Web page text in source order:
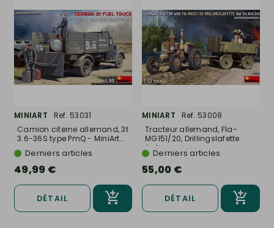
MINIART
Ref. 53031
Camion citerne allemand, 3t
3.6-36S type PmQ - MiniArt...
Derniers articles
49,99 €
DÉTAIL
MINIART
Ref. 53008
Tracteur allemand, Fla-
MG151/20, Drillingslafette
Auf...Derniers articles
55,00 €
DÉTAIL